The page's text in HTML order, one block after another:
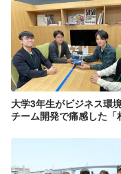
大学3年生がビジネス環
チーム開発で痛感した「
インターン生による座